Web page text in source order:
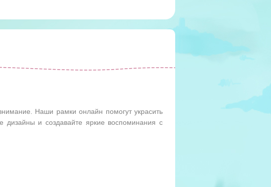
Наши рамки онлайн помогут украсить
и создавайте яркие воспоминания с